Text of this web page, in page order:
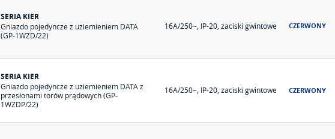
SERIA KIER
Gniazdo pojedyncze z uziemieniem DATA
(GP-1WZD/22)
16A/250~, IP-20, zaciski gwintowe CZERWONY
SERIA KIER
Gniazdo pojedyncze z uziemieniem DATA z
przesłonami torów prądowych (GP-
1WZDP/22)
16A/250~, IP-20, zaciski gwintowe CZERWONY